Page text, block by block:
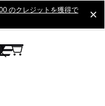
のクレジットを獲得で